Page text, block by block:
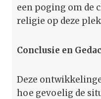
een poging om de
religie op deze
Conclusie en
Deze
hoe gevoelig de